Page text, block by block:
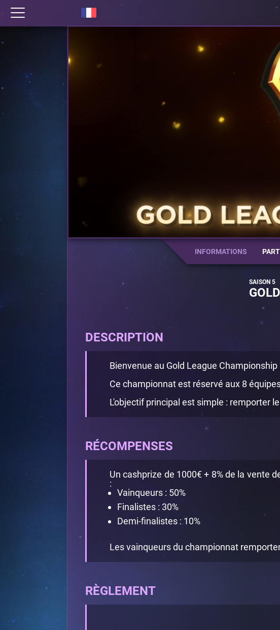
INFORMATIONS
DESCRIPTION
Bienvenue au Gold League Championship
Ce championnat est réservé aux 8
L'objectif principal est simple : remporter
RÉCOMPENSES
Un cashprize de 1000€ + 8% de la vente
:
Vainqueurs : 50%
Finalistes : 30%
Demi-finalistes : 10%
Les vainqueurs du championnat
RÈGLEMENT